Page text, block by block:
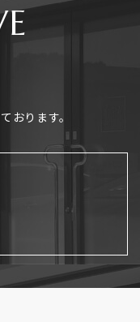
おります。